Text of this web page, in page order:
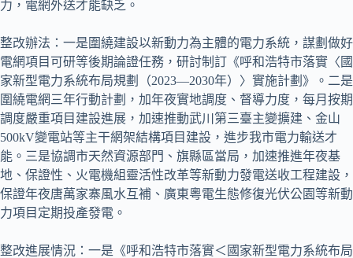
力，電網外送才能缺乏。
整改辦法：一是圍繞建設以新動力為主體的電力系統，謀劃做好
電網項目可研等後期論證任務，研討制訂《呼和浩特市落實〈國
家新型電力系統布局規劃（2023—2030年）〉實施計劃》。二是
圍繞電網三年行動計劃，加年夜實地調度、督導力度，每月按期
調度嚴重項目建設進展，加速推動武川第三臺主變擴建、金山
500kV變電站等主干網架結構項目建設，進步我市電力輸送才
能。三是協調市天然資源部門、旗縣區當局，加速推進年夜基
地、保證性、火電機組靈活性改革等新動力發電送收工程建設，
保證年夜唐萬家寨風水互補、廣東粵電生態修復光伏公園等新動
力項目定期投產發電。
整改進展情況：一是《呼和浩特市落實＜國家新型電力系統布局